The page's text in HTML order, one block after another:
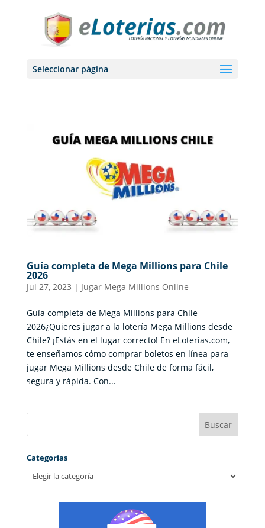
Seleccionar página
Guía completa de Mega Millions para Chile
2026
Jul 27, 2023 | Jugar Mega Millions Online
Guía completa de Mega Millions para Chile
2026¿Quieres jugar a la lotería Mega Millions desde
Chile? ¡Estás en el lugar correcto! En eLoterias.com,
te enseñamos cómo comprar boletos en línea para
jugar Mega Millions desde Chile de forma fácil,
segura y rápida. Con...
Categorías
Categorías